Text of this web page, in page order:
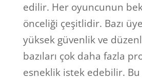
edilir. Her oyuncunun
önceliği çeşitlidir. Bazı
yüksek güvenlik ve
bazıları çok daha fazla
esneklik istek edebilir.